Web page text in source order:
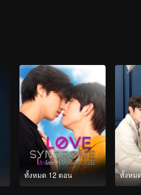
ทั้งหมด 12 ตอน ทั้งหม